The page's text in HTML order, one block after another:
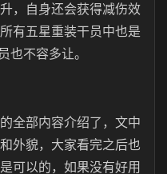
，自身还会获得减伤效
有五星重装干员中也是
也不容多让。
全部内容介绍了，文中
外貌，大家看完之后也
可以的，如果没有好用